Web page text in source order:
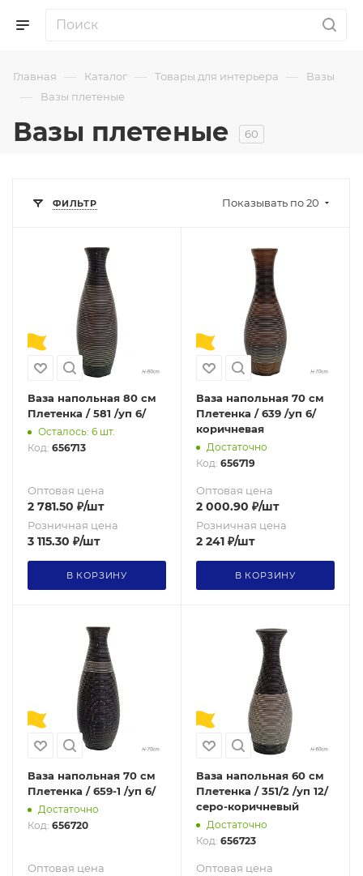
Главная — Каталог — Товары для интерьера — Вазы
— Вазы плетеные
Вазы плетеные 60
ФИЛЬТР Показывать по 20
Ваза напольная 80 см
Плетенка / 581 /уп 6/
Осталось: 6 шт.
Код: 656713
Оптовая цена
2 781.50 ₽/шт
Розничная цена
3 115.30 ₽/шт
В КОРЗИНУ
Ваза напольная 70 см
Плетенка / 639 /уп 6/
коричневая
Достаточно
Код: 656719
Оптовая цена
2 000.90 ₽/шт
Розничная цена
2 241 ₽/шт
В КОРЗИНУ
Ваза напольная 70 см
Плетенка / 659-1 /уп 6/
Достаточно
Код: 656720
Оптовая цена
Ваза напольная 60 см
Плетенка / 351/2 /уп 12/
серо-коричневый
Достаточно
Код: 656723
Оптовая цена